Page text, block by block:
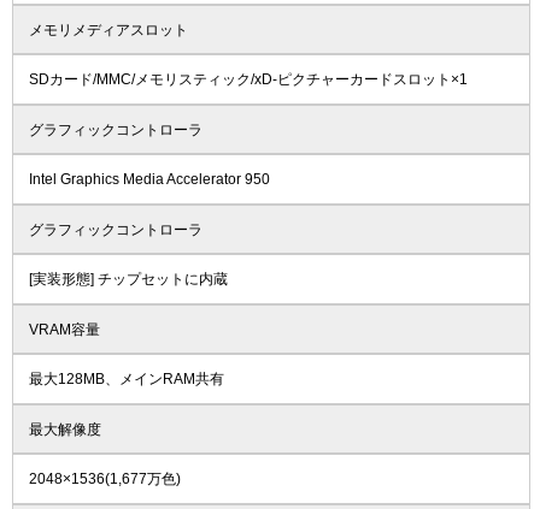
メモリメディアスロット
SDカード/MMC/メモリスティック/xD-ピクチャーカードスロット×1
グラフィックコントローラ
Intel Graphics Media Accelerator 950
グラフィックコントローラ
[実装形態] チップセットに内蔵
VRAM容量
最大128MB、メインRAM共有
最大解像度
2048×1536(1,677万色)